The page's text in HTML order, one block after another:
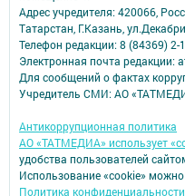
Адрес учредителя: 420066,
Татарстан, Г.Казань,
Телефон редакции: 8 (84369) 2-
Электронная почта редакции:
Для сообщений о фактах
Учредитель СМИ: АО
Антикоррупционная политика
АО «ТАТМЕДИА» использует
удобства пользователей
Использование «cookie»
Политика конфиденциальности